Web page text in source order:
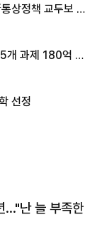
상정책 교두보 활
개 과제 180억 지
선정
…"난 늘 부족한